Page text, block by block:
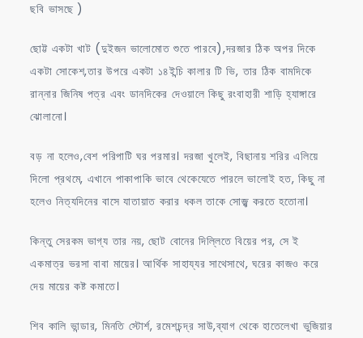
ছবি ভাসছে )
ছোট্ট একটা খাট (দুইজন ভালোমোত শুতে পারবে),দরজার ঠিক অপর দিকে
একটা সোকেশ,তার উপরে একটা ১৪ইন্চি কালার টি ভি, তার ঠিক বামদিকে
রান্নার জিনিষ পত্র এবং ডানদিকের দেওয়ালে কিছু রংবাহারী শাড়ি হ্যাঙ্গারে
ঝোলানো।
বড় না হলেও,বেশ পরিপাটি ঘর পরমার। দরজা খুলেই, বিছানায় শরির এলিয়ে
দিলো প্রথমে, এখানে পাকাপাকি ভাবে থেকেযেতে পারলে ভালোই হত, কিছু না
হলেও নিত্যদিনের বাসে যাতায়াত করার ধকল তাকে সোজ্ঝ করতে হতোনা।
কিন্তু সেরকম ভাগ্য তার নয়, ছোট বোনের দিল্লিতে বিয়ের পর, সে ই
একমাত্র ভরসা বাবা মায়ের। আর্থিক সাহায্যর সাথেসাথে, ঘরের কাজও করে
দেয় মায়ের কষ্ট কমাতে।
শিব কালি ভান্ডার, মিনতি স্টোর্শ, রমেশচন্দ্র সাউ,ব্যাগ থেকে হাতেলেখা ভুজিয়ার